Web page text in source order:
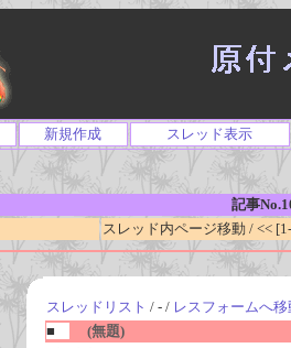
新規作成 スレッド表示
記事
スレッド内ページ移動 / <<
スレッドリスト / - / レスフォームへ移
■
(無題)